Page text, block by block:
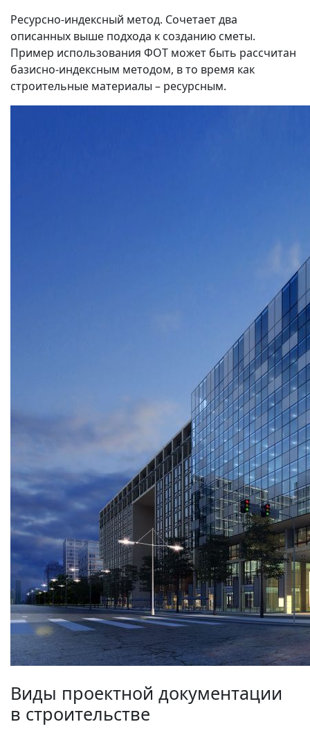
Ресурсно‑индексный метод. Сочетает два
описанных выше подхода к созданию сметы.
Пример использования ФОТ может быть рассчитан
базисно‑индексным методом, в то время как
строительные материалы – ресурсным.
Виды проектной документации
в строительстве